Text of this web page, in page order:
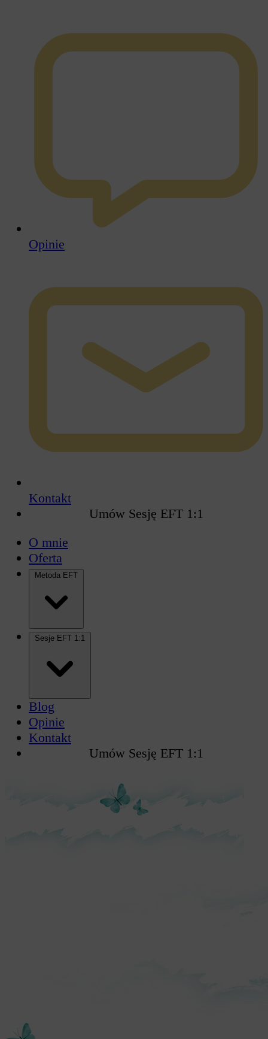
Opinie
Kontakt
Umów Sesję EFT 1:1
O mnie
Oferta
Metoda EFT
Sesje EFT 1:1
Blog
Opinie
Kontakt
Umów Sesję EFT 1:1